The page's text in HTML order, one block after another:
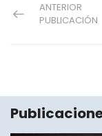
ANTERIOR
PUBLICACIÓN